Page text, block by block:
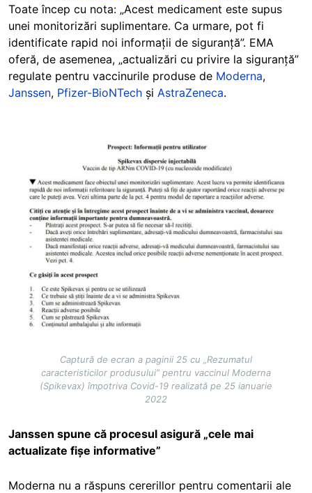
Toate încep cu nota: „Acest medicament este supus
unei monitorizări suplimentare. Ca urmare, pot fi
identificate rapid noi informații de siguranță”. EMA
oferă, de asemenea, „actualizări cu privire la siguranță”
regulate pentru vaccinurile produse de Moderna,
Janssen, Pfizer-BioNTech și AstraZeneca.
Captură de ecran a paginii 25 cu „Rezumatul
caracteristicilor produsului” pentru vaccinul Moderna
(Spikevax) împotriva Covid-19 realizată pe 25 ianuarie
2022
Janssen spune că procesul asigură „cele mai
actualizate fișe informative”
Moderna nu a răspuns cererillor pentru comentarii ale